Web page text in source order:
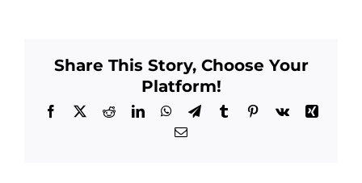
Share This Story, Choose Your
Platform!
Facebook
X RedditLinkedInWhatsApp
TelegramTumblrPinterest
Vk
Xing
Email